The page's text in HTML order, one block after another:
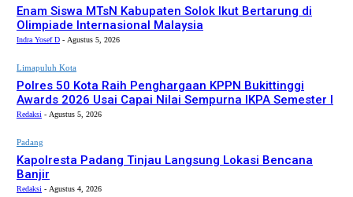
Enam Siswa MTsN Kabupaten Solok Ikut Bertarung di
Olimpiade Internasional Malaysia
Indra Yosef D - Agustus 5, 2026
Limapuluh Kota
Polres 50 Kota Raih Penghargaan KPPN Bukittinggi
Awards 2026 Usai Capai Nilai Sempurna IKPA Semester I
Redaksi - Agustus 5, 2026
Padang
Kapolresta Padang Tinjau Langsung Lokasi Bencana
Banjir
Redaksi - Agustus 4, 2026